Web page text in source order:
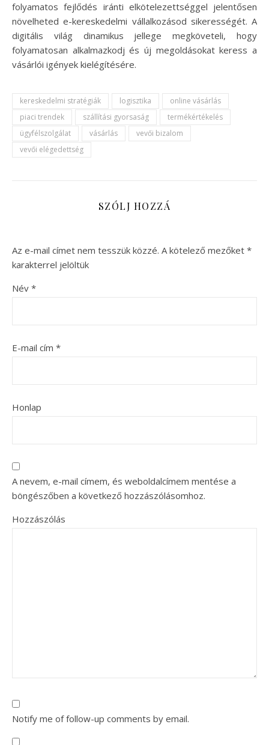
folyamatos fejlődés iránti elkötelezettséggel jelentősen
növelheted e-kereskedelmi vállalkozásod sikerességét. A
digitális világ dinamikus jellege megköveteli, hogy
folyamatosan alkalmazkodj és új megoldásokat keress a
vásárlói igények kielégítésére.
kereskedelmi stratégiák logisztika
online vásárlás
piaci trendek
szállítási gyorsaság
termékértékelés
ügyfélszolgálat
vásárlás
vevői bizalom
vevői elégedettség
SZÓLJ HOZZÁ
Az e-mail címet nem tesszük közzé. A kötelező mezőket *
karakterrel jelöltük
Név *
E-mail cím *
Honlap
A nevem, e-mail címem, és weboldalcímem mentése a
böngészőben a következő hozzászólásomhoz.
Hozzászólás
Notify me of follow-up comments by email.